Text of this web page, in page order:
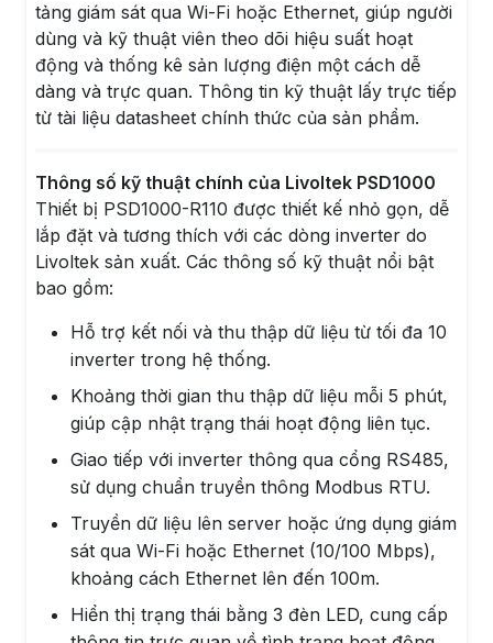
tảng giám sát qua Wi-Fi hoặc Ethernet, giúp người
dùng và kỹ thuật viên theo dõi hiệu suất hoạt
động và thống kê sản lượng điện một cách dễ
dàng và trực quan. Thông tin kỹ thuật lấy trực tiếp
từ tài liệu datasheet chính thức của sản phẩm.
Thông số kỹ thuật chính của Livoltek PSD1000
Thiết bị PSD1000-R110 được thiết kế nhỏ gọn, dễ
lắp đặt và tương thích với các dòng inverter do
Livoltek sản xuất. Các thông số kỹ thuật nổi bật
bao gồm:
Hỗ trợ kết nối và thu thập dữ liệu từ tối đa 10
inverter trong hệ thống.
Khoảng thời gian thu thập dữ liệu mỗi 5 phút,
giúp cập nhật trạng thái hoạt động liên tục.
Giao tiếp với inverter thông qua cổng RS485,
sử dụng chuẩn truyền thông Modbus RTU.
Truyền dữ liệu lên server hoặc ứng dụng giám
sát qua Wi-Fi hoặc Ethernet (10/100 Mbps),
khoảng cách Ethernet lên đến 100m.
Hiển thị trạng thái bằng 3 đèn LED, cung cấp